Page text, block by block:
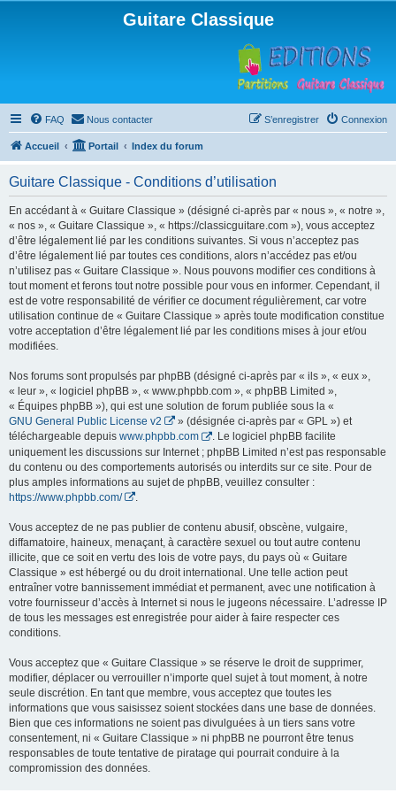
Guitare Classique
FAQ Nous contacter Connexion
S’enregistrer
Accueil Portail Index du forum
Guitare Classique - Conditions d’utilisation
En accédant à « Guitare Classique » (désigné ci-après par « nous », « notre »,
« nos », « Guitare Classique », « https://classicguitare.com »), vous acceptez
d’être légalement lié par les conditions suivantes. Si vous n’acceptez pas
d’être légalement lié par toutes ces conditions, alors n’accédez pas et/ou
n’utilisez pas « Guitare Classique ». Nous pouvons modifier ces conditions à
tout moment et ferons tout notre possible pour vous en informer. Cependant, il
est de votre responsabilité de vérifier ce document régulièrement, car votre
utilisation continue de « Guitare Classique » après toute modification constitue
votre acceptation d’être légalement lié par les conditions mises à jour et/ou
modifiées.
Nos forums sont propulsés par phpBB (désigné ci-après par « ils », « eux »,
« leur », « logiciel phpBB », « www.phpbb.com », « phpBB Limited »,
« Équipes phpBB »), qui est une solution de forum publiée sous la «
GNU General Public License v2
» (désignée ci-après par « GPL ») et
téléchargeable depuis www.phpbb.com
. Le logiciel phpBB facilite
uniquement les discussions sur Internet ; phpBB Limited n’est pas responsable
du contenu ou des comportements autorisés ou interdits sur ce site. Pour de
plus amples informations au sujet de phpBB, veuillez consulter :
https://www.phpbb.com/
Vous acceptez de ne pas publier de contenu abusif, obscène, vulgaire,
diffamatoire, haineux, menaçant, à caractère sexuel ou tout autre contenu
illicite, que ce soit en vertu des lois de votre pays, du pays où « Guitare
Classique » est hébergé ou du droit international. Une telle action peut
entraîner votre bannissement immédiat et permanent, avec une notification à
votre fournisseur d’accès à Internet si nous le jugeons nécessaire. L’adresse IP
de tous les messages est enregistrée pour aider à faire respecter ces
conditions.
Vous acceptez que « Guitare Classique » se réserve le droit de supprimer,
modifier, déplacer ou verrouiller n’importe quel sujet à tout moment, à notre
seule discrétion. En tant que membre, vous acceptez que toutes les
informations que vous saisissez soient stockées dans une base de données.
Bien que ces informations ne soient pas divulguées à un tiers sans votre
consentement, ni « Guitare Classique » ni phpBB ne pourront être tenus
responsables de toute tentative de piratage qui pourrait conduire à la
compromission des données.